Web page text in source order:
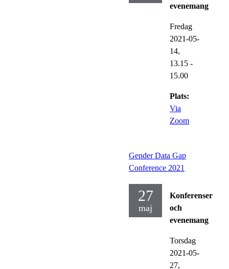
evenemang
Fredag
2021-05-
14,
13.15 -
15.00
Plats:
Via
Zoom
Gender Data Gap
Conference 2021
27
maj
Konferenser
och
evenemang
Torsdag
2021-05-
27,